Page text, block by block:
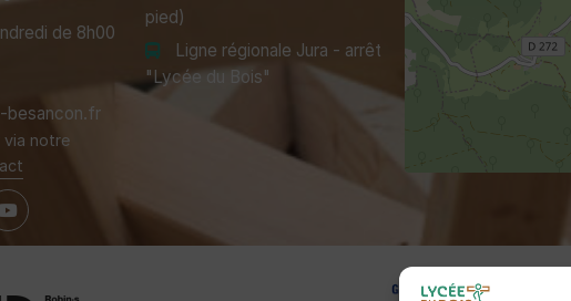
de 8h00
besancon.fr
via notre
pied)
Ligne régionale Jura - arrêt
"Lycée du Bois"